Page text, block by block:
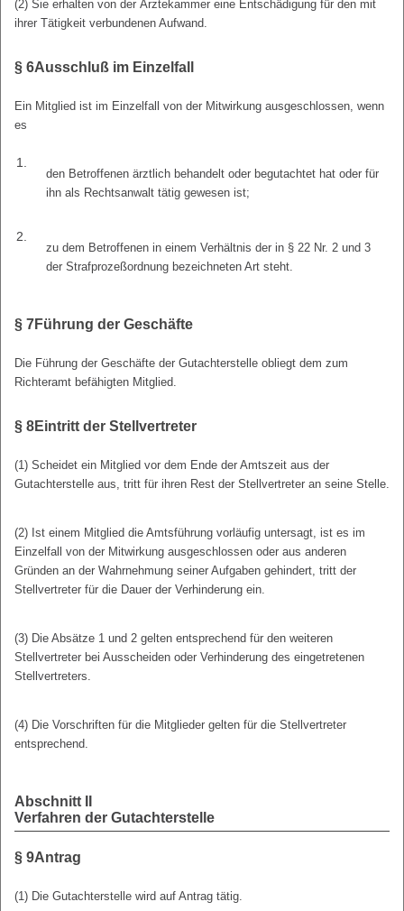
(2) Sie erhalten von der Ärztekammer eine Entschädigung für den mit
ihrer Tätigkeit verbundenen Aufwand.
§ 6Ausschluß im Einzelfall
Ein Mitglied ist im Einzelfall von der Mitwirkung ausgeschlossen, wenn
es
1.
den Betroffenen ärztlich behandelt oder begutachtet hat oder für
ihn als Rechtsanwalt tätig gewesen ist;
2.
zu dem Betroffenen in einem Verhältnis der in § 22 Nr. 2 und 3
der Strafprozeßordnung bezeichneten Art steht.
§ 7Führung der Geschäfte
Die Führung der Geschäfte der Gutachterstelle obliegt dem zum
Richteramt befähigten Mitglied.
§ 8Eintritt der Stellvertreter
(1) Scheidet ein Mitglied vor dem Ende der Amtszeit aus der
Gutachterstelle aus, tritt für ihren Rest der Stellvertreter an seine Stelle.
(2) Ist einem Mitglied die Amtsführung vorläufig untersagt, ist es im
Einzelfall von der Mitwirkung ausgeschlossen oder aus anderen
Gründen an der Wahrnehmung seiner Aufgaben gehindert, tritt der
Stellvertreter für die Dauer der Verhinderung ein.
(3) Die Absätze 1 und 2 gelten entsprechend für den weiteren
Stellvertreter bei Ausscheiden oder Verhinderung des eingetretenen
Stellvertreters.
(4) Die Vorschriften für die Mitglieder gelten für die Stellvertreter
entsprechend.
Abschnitt II
Verfahren der Gutachterstelle
§ 9Antrag
(1) Die Gutachterstelle wird auf Antrag tätig.